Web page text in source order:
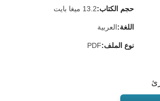
حجم الكتاب:13.2 ميغا بايت
اللغة:العربية
نوع الملف:PDF